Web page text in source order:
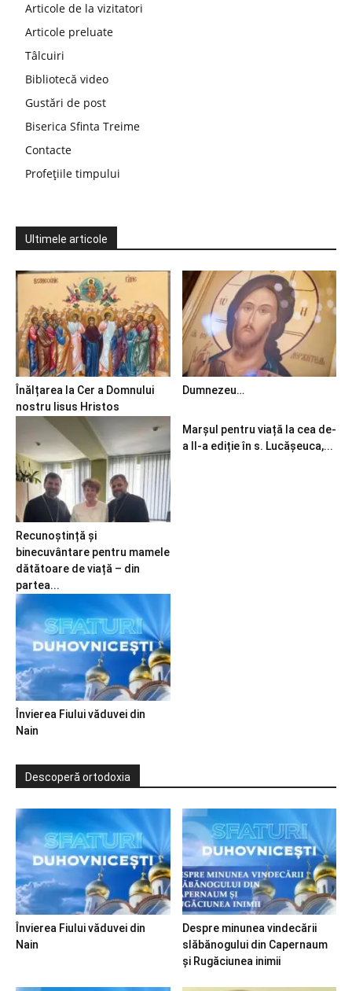
Articole de la vizitatori
Articole preluate
Tâlcuiri
Bibliotecă video
Gustări de post
Biserica Sfinta Treime
Contacte
Profețiile timpului
Ultimele articole
Înălțarea la Cer a Domnului
nostru Iisus Hristos
Dumnezeu…
Recunoștință și
binecuvântare pentru mamele
dătătoare de viață – din
partea...
Marșul pentru viață la cea de-
a II-a ediție în s. Lucășeuca,...
Învierea Fiului văduvei din
Nain
Descoperă ortodoxia
Învierea Fiului văduvei din
Nain
Despre minunea vindecării
slăbănogului din Capernaum
și Rugăciunea inimii